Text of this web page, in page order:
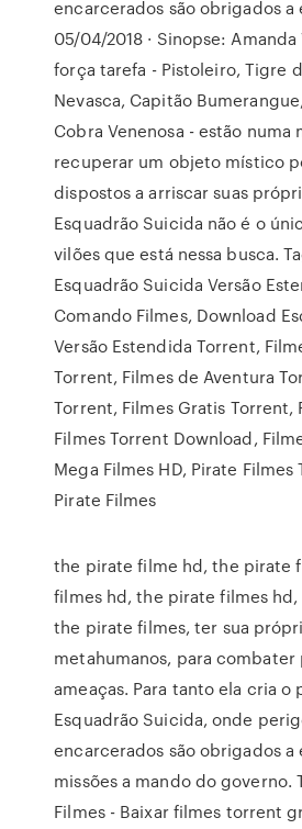
encarcerados são obrigados a
05/04/2018 · Sinopse: Amanda
força tarefa - Pistoleiro, Tigre
Nevasca, Capitão
Cobra Venenosa - estão numa
recuperar um objeto místico
dispostos a arriscar suas
Esquadrão Suicida não é o
vilões que está nessa busca.
Esquadrão Suicida Versão
Comando Filmes, Download
Versão Estendida Torrent,
Torrent, Filmes de Aventura
Torrent, Filmes Gratis Torrent,
Filmes Torrent Download,
Mega Filmes HD, Pirate Filmes
Pirate Filmes
the pirate filme hd, the pirate
filmes hd, the pirate filmes
the pirate filmes, ter sua
metahumanos, para combater
ameaças. Para tanto ela cria o
Esquadrão Suicida, onde
encarcerados são obrigados a
missões a mando do governo.
Filmes - Baixar filmes torrent